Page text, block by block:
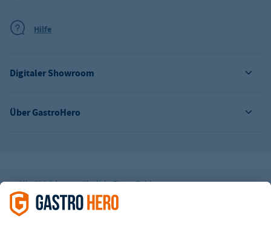
Über GastroHero
Digitaler Showroom
Hilfe
Alle Abbildungen ähnlich. Einige Zahlungsarten
könnenZusatzkostenverursachen.
² Unverbindl. Preisempfehlung des Herstellers